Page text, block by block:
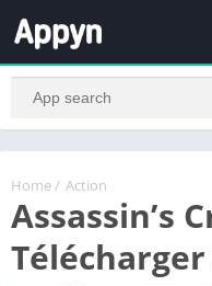
Home / Action
Assassin’s